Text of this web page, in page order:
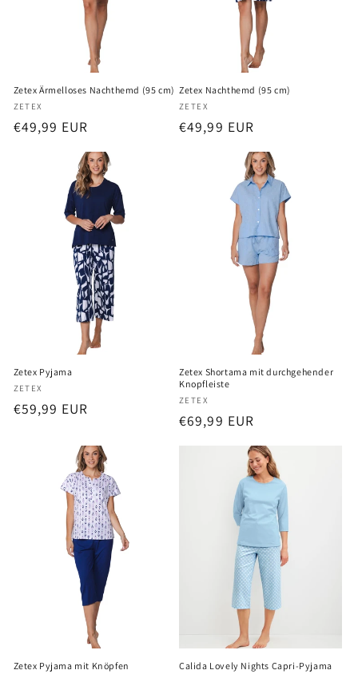
Zetex Ärmelloses Nachthemd (95 cm)
Anbieter:
ZETEX
Normaler
€49,99 EUR
Zetex Nachthemd (95 cm)
Anbieter:
ZETEX
Normaler
€49,99 EUR
Zetex Pyjama
Anbieter:
ZETEX
Normaler
€59,99 EUR
Zetex Shortama mit durchgehender
Knopfleiste
Anbieter:
ZETEX
Normaler
€69,99 EUR
Zetex Pyjama mit Knöpfen Calida Lovely Nights Capri-Pyjama